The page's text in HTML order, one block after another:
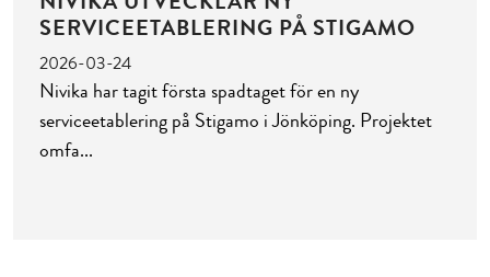
SERVICEETABLERING PÅ STIGAMO
2026-03-24
Nivika har tagit första spadtaget för en ny
serviceetablering på Stigamo i Jönköping. Projektet
omfa